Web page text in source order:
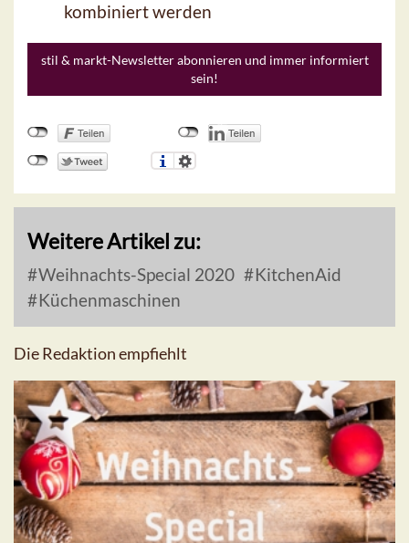
kombiniert werden
stil & markt-Newsletter abonnieren und immer informiert
sein!
Weitere Artikel zu:
Weihnachts-Special 2020
KitchenAid
Küchenmaschinen
Die Redaktion empfiehlt